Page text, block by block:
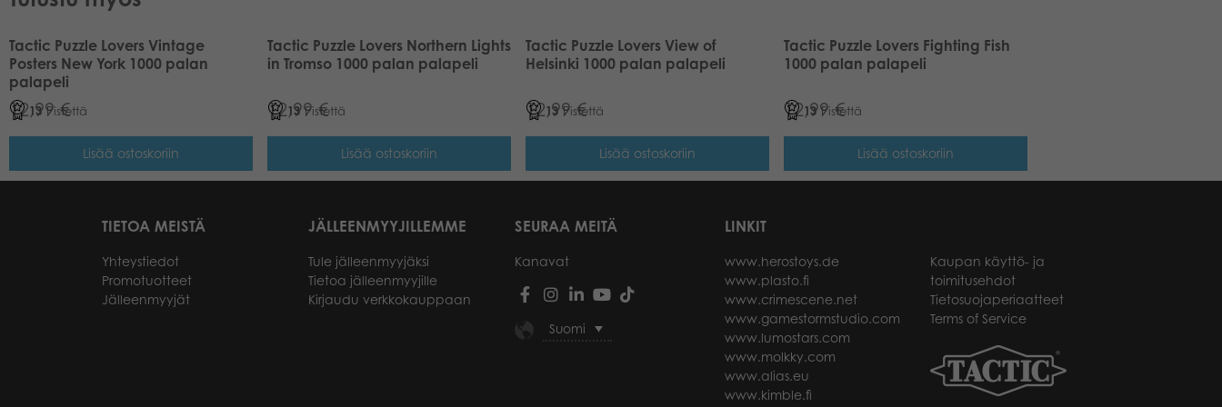
Tactic Puzzle Lovers Vintage
Posters New York 1000 palan
palapeli
12,99€
13 Pistettä
Lisää ostoskoriin
Tactic Puzzle Lovers Northern Lights
in Tromso 1000 palan palapeli
12,99€
13 Pistettä
Lisää ostoskoriin
Tactic Puzzle Lovers View of
Helsinki 1000 palan palapeli
12,99€
13 Pistettä
Lisää ostoskoriin
Tactic Puzzle Lovers Fighting Fish
1000 palan palapeli
12,99€
13 Pistettä
Lisää ostoskoriin
TIETOA MEISTÄ
Yhteystiedot
Promotuotteet
Jälleenmyyjät
JÄLLEENMYYJILLEMME
Tule jälleenmyyjäksi
Tietoa jälleenmyyjille
Kirjaudu verkkokauppaan
SEURAA MEITÄ
Kanavat
Suomi
LINKIT
www.herostoys.de
www.plasto.fi
www.crimescene.net
www.gamestormstudio.com
www.lumostars.com
www.molkky.com
www.alias.eu
www.kimble.fi
Kaupan käyttö- ja
toimitusehdot
Tietosuojaperiaatteet
Terms of Service